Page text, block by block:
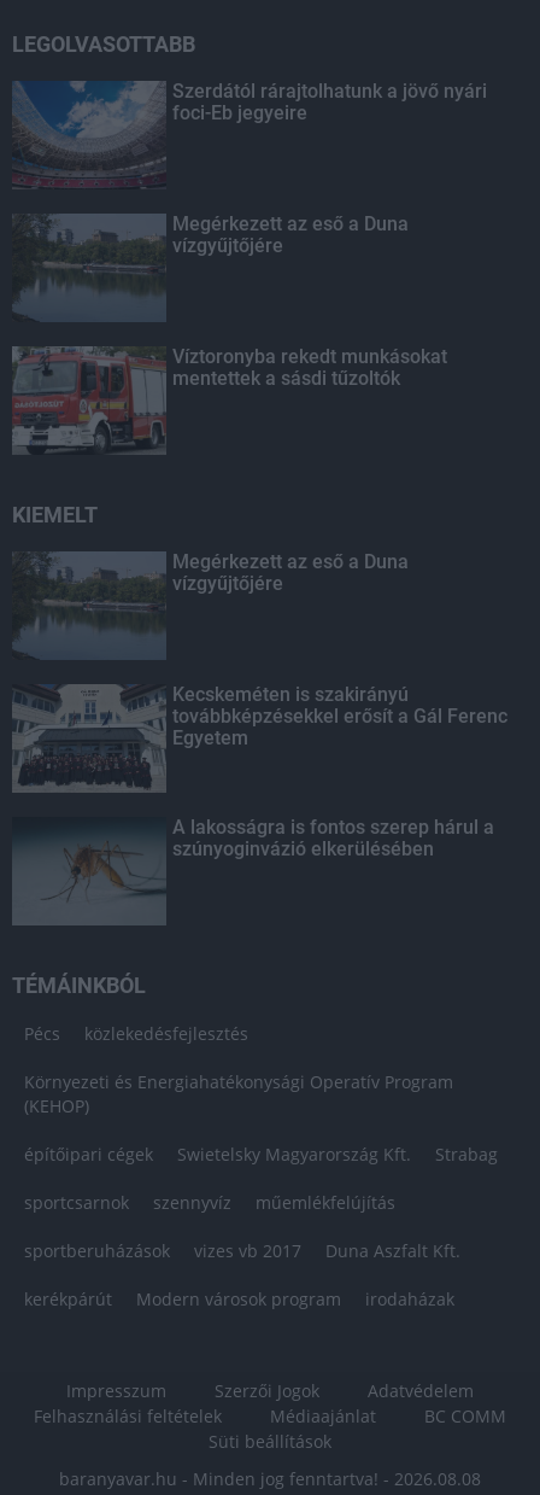
LEGOLVASOTTABB
Szerdától rárajtolhatunk a jövő nyári
foci-Eb jegyeire
Megérkezett az eső a Duna
vízgyűjtőjére
Víztoronyba rekedt munkásokat
mentettek a sásdi tűzoltók
KIEMELT
Megérkezett az eső a Duna
vízgyűjtőjére
Kecskeméten is szakirányú
továbbképzésekkel erősít a Gál Ferenc
Egyetem
A lakosságra is fontos szerep hárul a
szúnyoginvázió elkerülésében
TÉMÁINKBÓL
Pécs közlekedésfejlesztés
Környezeti és Energiahatékonysági Operatív Program
(KEHOP)
építőipari cégek Swietelsky Magyarország Kft. Strabag
sportcsarnok szennyvíz műemlékfelújítás
sportberuházások vizes vb 2017 Duna Aszfalt Kft.
kerékpárút Modern városok program irodaházak
Impresszum Szerzői Jogok
Adatvédelem
Felhasználási feltételek
Médiaajánlat
BC COMM
Süti beállítások
baranyavar.hu - Minden jog fenntartva! - 2026.08.08